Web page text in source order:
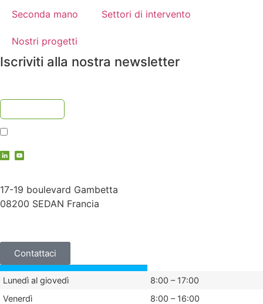
Seconda mano Settori di intervento
Nostri progetti
Iscriviti alla nostra newsletter
17-19 boulevard Gambetta
08200 SEDAN Francia
Contattaci
Lunedì al giovedì
8:00 – 17:00
Venerdì
8:00 – 16:00